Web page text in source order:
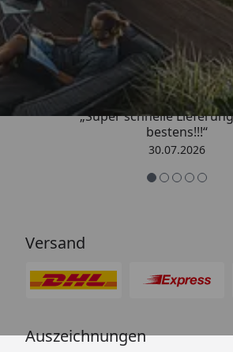
Trusted Shops
4,93/ 5
„Super schnelle
bestens!!!“
30.07.2026
Versand
Auszeichnungen